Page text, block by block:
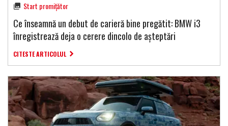
Start promițător
Ce înseamnă un debut de carieră bine pregătit: BMW i3
înregistrează deja o cerere dincolo de așteptări
CITESTE ARTICOLUL